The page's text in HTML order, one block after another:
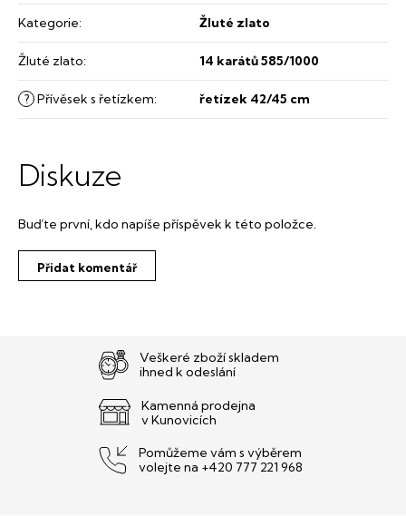
Kategorie: Žluté zlato
Žluté zlato: 14 karátů 585/1000
? Přívěsek s řetízkem: řetízek 42/45 cm
Diskuze
Buďte první, kdo napíše příspěvek k této položce.
Přidat komentář
Veškeré zboží skladem
ihned k odeslání
Kamenná prodejna
v Kunovicích
Pomůžeme vám s výběrem
volejte na +420 777 221 968